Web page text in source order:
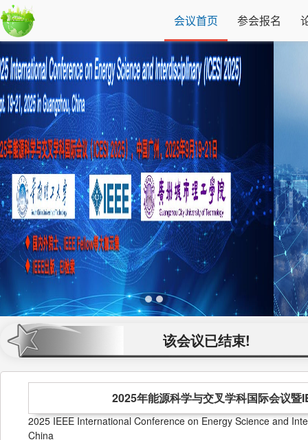
会议首页 参会报名
该会议已结束!
2025年能源科学与交叉学科国际会议
2025 IEEE International Conference on Energy Science and
China